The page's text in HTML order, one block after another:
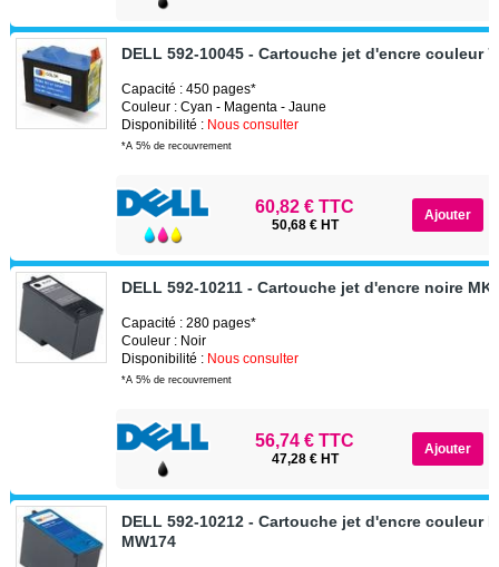
DELL 592-10045 - Cartouche jet d'encre couleur
Capacité : 450 pages*
Couleur : Cyan - Magenta - Jaune
Disponibilité : Nous consulter
*A 5% de recouvrement
60,82 € TTC
50,68 € HT
DELL 592-10211 - Cartouche jet d'encre noire
Capacité : 280 pages*
Couleur : Noir
Disponibilité : Nous consulter
*A 5% de recouvrement
56,74 € TTC
47,28 € HT
DELL 592-10212 - Cartouche jet d'encre couleur
MW174